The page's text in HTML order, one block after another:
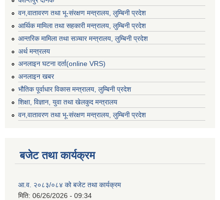
वन,वातावरण तथा भू-संरक्षण मन्त्रालय, लुम्बिनी प्रदेश
आर्थिक मामिला तथा सहकारी मन्त्रालय, लुम्बिनी प्रदेश
आन्तरिक मामिला तथा सञ्चार मन्त्रालय, लुम्बिनी प्रदेश
अर्थ मन्त्रलय
अनलाइन घटना दर्ता(online VRS)
अनलाइन खबर
भौतिक पूर्वाधार विकास मन्त्रालय, लुम्बिनी प्रदेश
शिक्षा, विज्ञान, युवा तथा खेलकुद मन्‍‍त्रालय
वन,वातावरण तथा भू-संरक्षण मन्त्रालय, लुम्बिनी प्रदेश
बजेट तथा कार्यक्रम
आ.व. २०८३/०८४ को बजेट तथा कार्यक्रम
मिति: 06/26/2026 - 09:34